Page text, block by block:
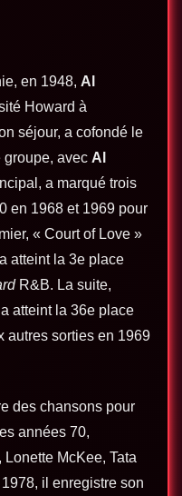
en 1948, Al
Howard à
séjour, a cofondé le
groupe, avec Al
a marqué trois
en 1968 et 1969 pour
« Court of Love »
atteint la 3e place
R&B. La suite,
atteint la 36e place
autres sorties en 1969
des chansons pour
années 70,
, Lonette McKee, Tata
il enregistre son